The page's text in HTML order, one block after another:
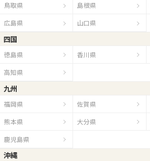
鳥取県 島根県
広島県
山口県
四国
徳島県 香川県
高知県
九州
福岡県 佐賀県
熊本県
大分県
鹿児島県
沖縄